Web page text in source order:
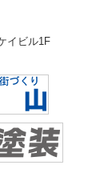
イビル1F